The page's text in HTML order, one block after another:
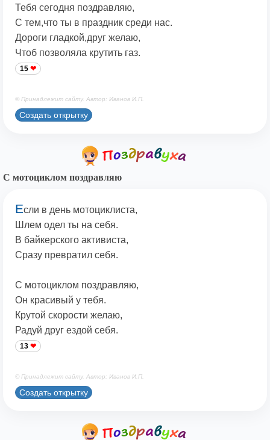
Тебя сегодня поздравляю,
С тем,что ты в праздник среди нас.
Дороги гладкой,друг желаю,
Чтоб позволяла крутить газ.
15
© Принадлежит сайту. Автор: Иванов И.П.
Создать открытку
С мотоциклом поздравляю
Если в день мотоциклиста,
Шлем одел ты на себя.
В байкерского активиста,
Сразу превратил себя.
С мотоциклом поздравляю,
Он красивый у тебя.
Крутой скорости желаю,
Радуй друг ездой себя.
13
© Принадлежит сайту. Автор: Иванов И.П.
Создать открытку